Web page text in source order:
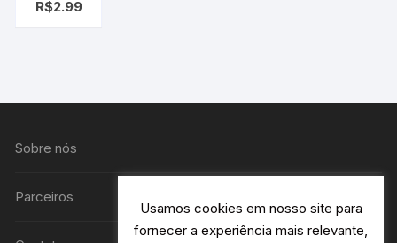
laço fácil,
R$2.99
Sobre nós
Parceiros
Usamos cookies em nosso site para
fornecer a experiência mais relevante,